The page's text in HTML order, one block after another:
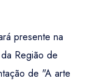
presente na
Região de
de "A arte